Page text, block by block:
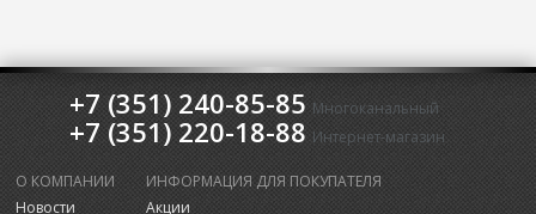
+7 (351) 240-85-85 Многоканальный
+7 (351) 220-18-88 Интернет-магазин
О КОМПАНИИ
Новости
ИНФОРМАЦИЯ ДЛЯ ПОКУПАТЕЛЯ
Акции